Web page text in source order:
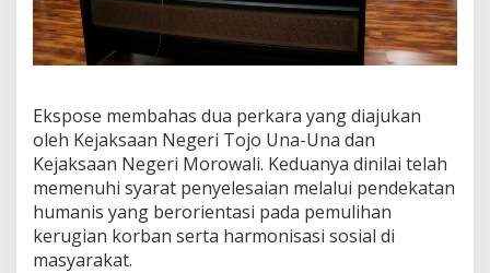
t
n
P
e
n
u
n
t
Ekspose membahas dua perkara yang diajukan
oleh Kejaksaan Negeri Tojo Una-Una dan
Kejaksaan Negeri Morowali. Keduanya dinilai telah
memenuhi syarat penyelesaian melalui pendekatan
humanis yang berorientasi pada pemulihan
kerugian korban serta harmonisasi sosial di
masyarakat.